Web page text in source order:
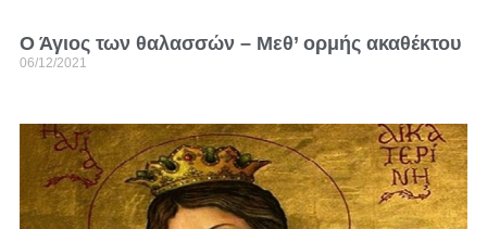
Ο Άγιος των θαλασσών – Μεθ’ ορμής ακαθέκτου
06/12/2021